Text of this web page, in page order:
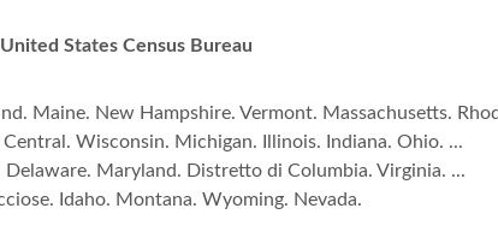
States Census Bureau
Maine. New Hampshire. Vermont. Massachusetts.
Wisconsin. Michigan. Illinois. Indiana. Ohio. ...
Maryland. Distretto di Columbia. Virginia. ...
Idaho. Montana. Wyoming. Nevada.